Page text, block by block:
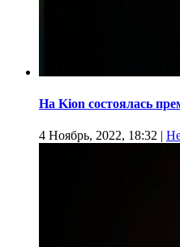
На Kion состоялась
4 Ноябрь, 2022, 18:32 |